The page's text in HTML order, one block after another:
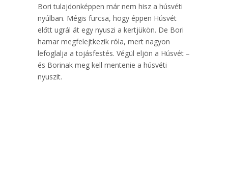
Bori tulajdonképpen már nem hisz a húsvéti
nyúlban. Mégis furcsa, hogy éppen Húsvét
előtt ugrál át egy nyuszi a kertjükön. De Bori
hamar megfelejtkezik róla, mert nagyon
lefoglalja a tojásfestés. Végül eljön a Húsvét –
és Borinak meg kell mentenie a húsvéti
nyuszit.